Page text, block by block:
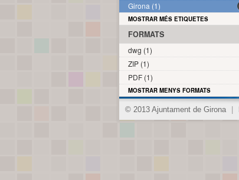
Girona (1)
MOSTRAR MÉS ETIQUETES
FORMATS
dwg (1)
ZIP (1)
PDF (1)
MOSTRAR MENYS FORMATS
© 2013 Ajuntament de Girona